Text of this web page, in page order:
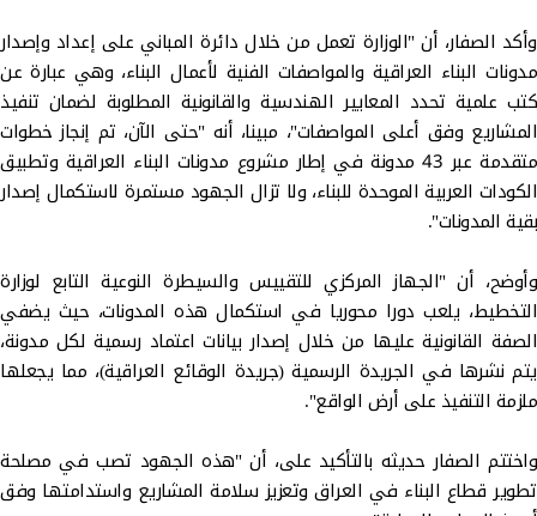
وأكد الصفار، أن "الوزارة تعمل من خلال دائرة المباني على إعداد وإصدار
مدونات البناء العراقية والمواصفات الفنية لأعمال البناء، وهي عبارة عن
كتب علمية تحدد المعايير الهندسية والقانونية المطلوبة لضمان تنفيذ
المشاريع وفق أعلى المواصفات"، مبينا، أنه "حتى الآن، تم إنجاز خطوات
متقدمة عبر 43 مدونة في إطار مشروع مدونات البناء العراقية وتطبيق
الكودات العربية الموحدة للبناء، ولا تزال الجهود مستمرة لاستكمال إصدار
بقية المدونات".
وأوضح، أن "الجهاز المركزي للتقييس والسيطرة النوعية التابع لوزارة
التخطيط، يلعب دورا محوريا في استكمال هذه المدونات، حيث يضفي
الصفة القانونية عليها من خلال إصدار بيانات اعتماد رسمية لكل مدونة،
يتم نشرها في الجريدة الرسمية (جريدة الوقائع العراقية)، مما يجعلها
ملزمة التنفيذ على أرض الواقع".
واختتم الصفار حديثه بالتأكيد على، أن "هذه الجهود تصب في مصلحة
تطوير قطاع البناء في العراق وتعزيز سلامة المشاريع واستدامتها وفق